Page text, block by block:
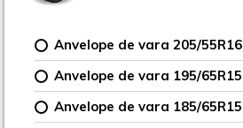
Anvelope de vara 205/55R16
Anvelope de vara 195/65R15
Anvelope de vara 185/65R15